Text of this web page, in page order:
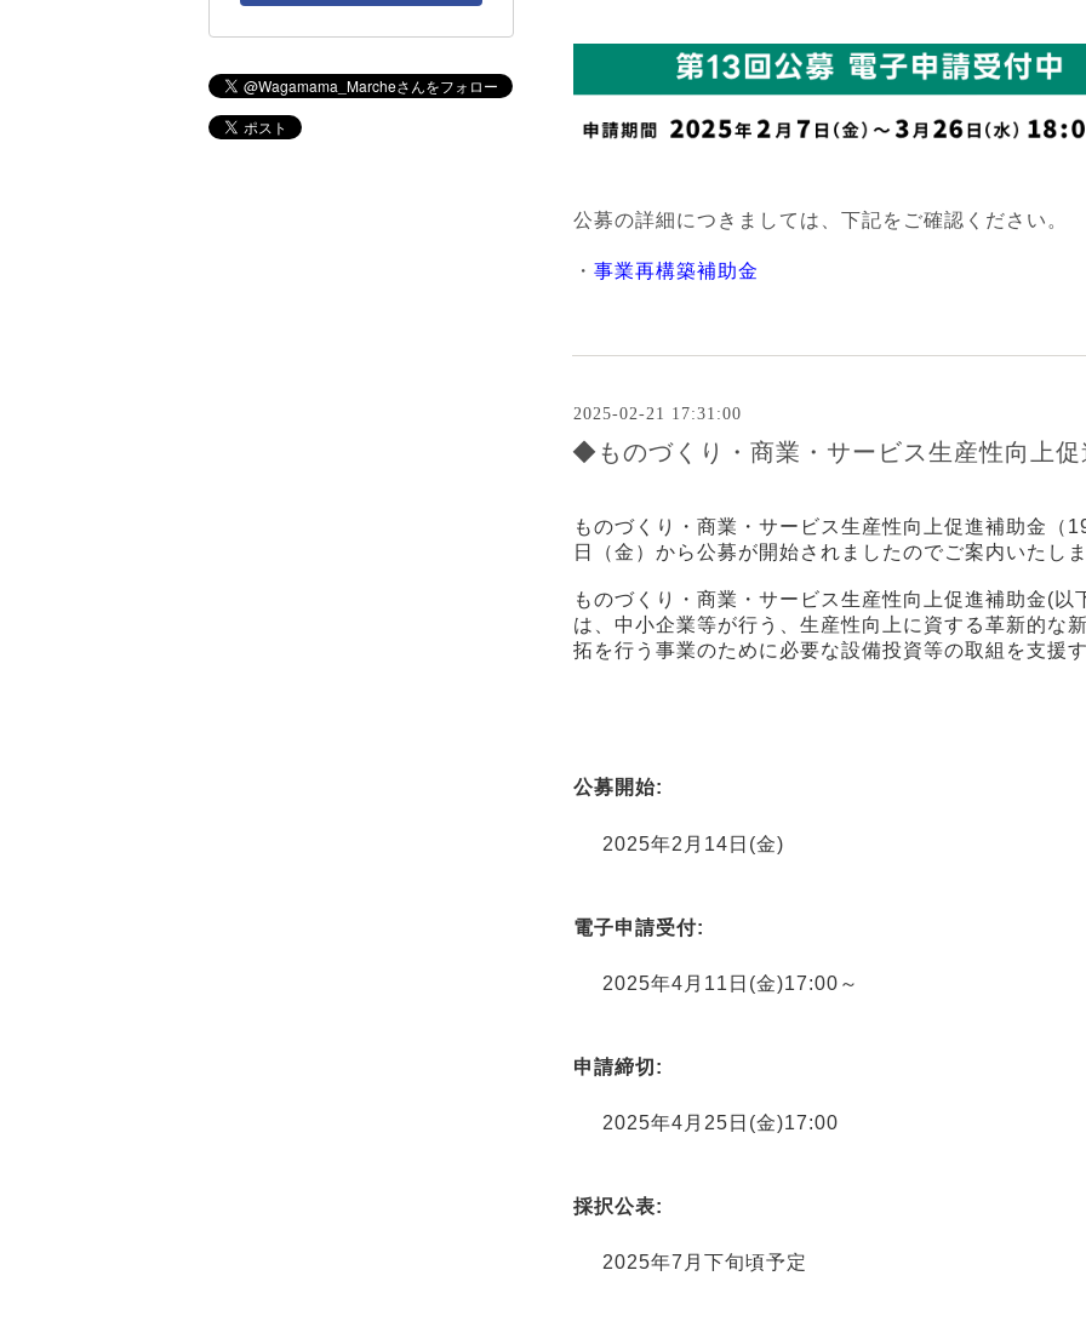
公募の詳細につきましては、下記をご確認ください。
・ 事業再構築補助金
2025-02-21 17:31:00
◆ものづくり・商業・サービス生産性向上
ものづくり・商業・サービス生産性向上促進補助金（
日（金）から公募が開始されましたのでご案内いたしま
ものづくり・商業・サービス生産性向上促進補助金(
は、中小企業等が行う、生産性向上に資する革新的な
拓を行う事業のために必要な設備投資等の取組を支援
公募開始:
2025年2月14日(金)
電子申請受付:
2025年4月11日(金)17:00～
申請締切:
2025年4月25日(金)17:00
採択公表:
2025年7月下旬頃予定